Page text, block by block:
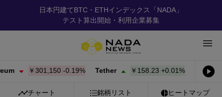
日本円建てBTC・ETHインデックス「NADA」
テスト算出開始・利用企業募集
￥301,150-0.19% Tether ￥158.23+0.01% BNB ￥
チャート 銘柄リスト ヒートマップ